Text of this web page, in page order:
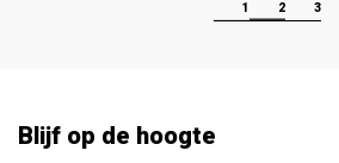
1 2 3
Blijf op de hoogte